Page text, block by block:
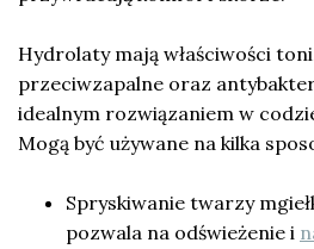
Hydrolaty mają właściwości
przeciwzapalne oraz
idealnym rozwiązaniem w
Mogą być używane na kilka
Spryskiwanie twarzy
pozwala na odświeżenie i